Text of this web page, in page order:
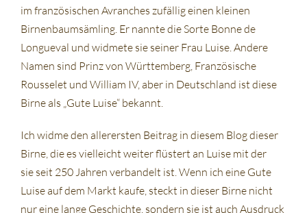
im französischen Avranches zufällig einen kleinen
Birnenbaumsämling. Er nannte die Sorte Bonne de
Longueval und widmete sie seiner Frau Luise. Andere
Namen sind Prinz von Württemberg, Französische
Rousselet und William IV, aber in Deutschland ist diese
Birne als „Gute Luise“ bekannt.
Ich widme den allerersten Beitrag in diesem Blog dieser
Birne, die es vielleicht weiter flüstert an Luise mit der
sie seit 250 Jahren verbandelt ist. Wenn ich eine Gute
Luise auf dem Markt kaufe, steckt in dieser Birne nicht
nur eine lange Geschichte, sondern sie ist auch Ausdruck